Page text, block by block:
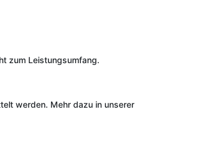
zum Leistungsumfang.
werden. Mehr dazu in unserer